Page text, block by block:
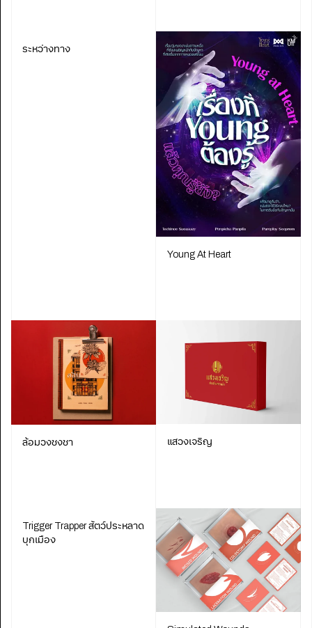
ระหว่างทาง
Young At Heart
ล้อมวงชงชา แสวงเจริญ
Trigger Trapper สัตว์ประหลาด
บุกเมือง